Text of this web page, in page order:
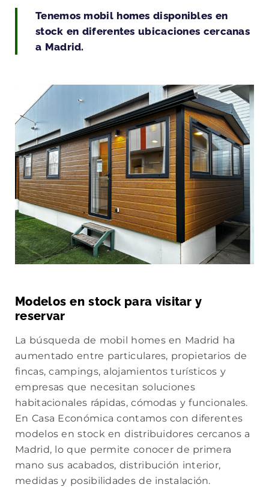
Tenemos mobil homes disponibles en
stock en diferentes ubicaciones cercanas
a Madrid.
Modelos en stock para visitar y
reservar
La búsqueda de mobil homes en Madrid ha
aumentado entre particulares, propietarios de
fincas, campings, alojamientos turísticos y
empresas que necesitan soluciones
habitacionales rápidas, cómodas y funcionales.
En Casa Económica contamos con diferentes
modelos en stock en distribuidores cercanos a
Madrid, lo que permite conocer de primera
mano sus acabados, distribución interior,
medidas y posibilidades de instalación.